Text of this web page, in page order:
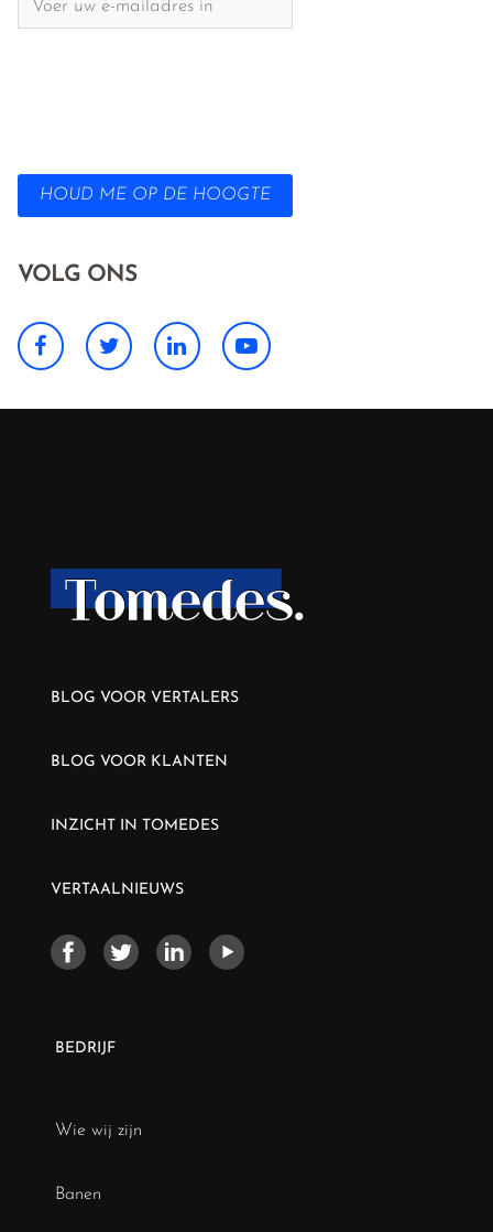
HOUD ME OP DE HOOGTE
VOLG ONS
BLOG VOOR VERTALERS
BLOG VOOR KLANTEN
INZICHT IN TOMEDES
VERTAALNIEUWS
BEDRIJF
Wie wij zijn
Banen